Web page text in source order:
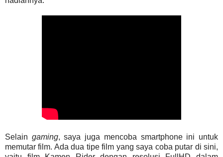
Selain gaming, saya juga mencoba smartphone ini untuk
memutar film. Ada dua tipe film yang saya coba putar di sini,